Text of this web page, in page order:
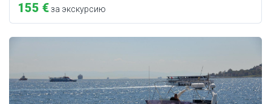
155 €за экскурсию